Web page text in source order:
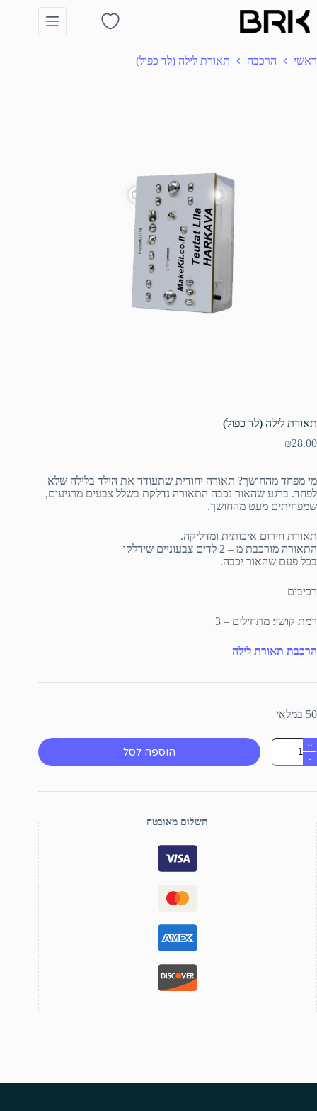
content
Shopping
ראשי
הרכבה תאורת לילה (לד כפול)
תאורת לילה (לד כפול)
₪28.00
מי מפחד מהחושך? תאורה יחודית שתעודד את הילד בלילה שלא
לפחד. ברגע שהאור נכבה התאורה נדלקת בשלל צבעים מרגיעים,
שמפחיתים מעט מהחושך.
תאורת חירום איכותית ומדליקה.
התאורה מורכבת מ – 2 לדים צבעוניים שידלקו
בכל פעם שהאור יכבה.
רכיבים
רמת קושי: מתחילים – 3
הרכבת תאורת לילה
50 במלאי
כמות
של
תאורת
(לד
הוספה לסל
תשלום מאובטח